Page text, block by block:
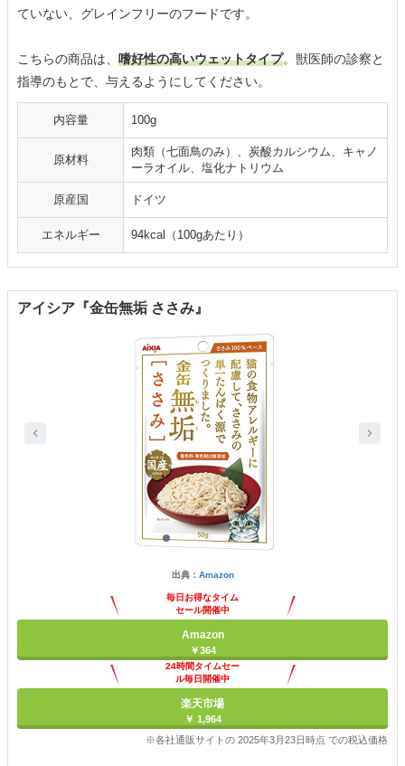
ていない、グレインフリーのフードです。
こちらの商品は、 嗜好性の高いウェットタイプ。獣医師の診察と
指導のもとで、与えるようにしてください。
内容量 100g
原材料
肉類（七面鳥のみ）、炭酸カルシウム、キャノ
ーラオイル、塩化ナトリウム
原産国 ドイツ
エネルギー 94kcal（100gあたり）
アイシア『金缶無垢 ささみ』
出典： Amazon
毎日お得なタイム
セール開催中
Amazon
￥364
24時間タイムセー
ル毎日開催中
楽天市場
￥ 1,964
※各社通販サイトの 2025年3月23日時点 での税込価格